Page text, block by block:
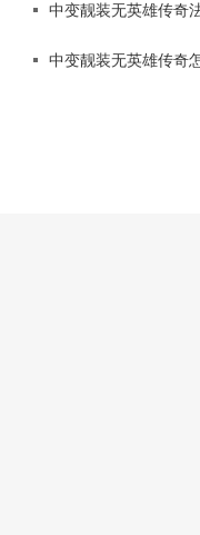
中变靓装无英雄传奇
中变靓装无英雄传奇